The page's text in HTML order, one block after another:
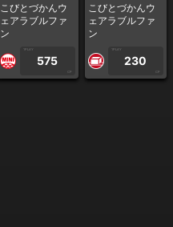
こびとづかんウ
ェアラブルファ
ン
1PLAY
575
CP
こびとづかんウ
ェアラブルファ
ン
1PLAY
230
CP